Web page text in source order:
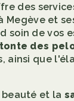
des
et
soin de vos
tonte des
ainsi que
beauté et la